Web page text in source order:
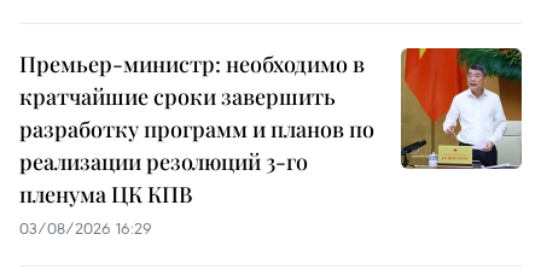
Премьер-министр: необходимо в
кратчайшие сроки завершить
разработку программ и планов по
реализации резолюций 3-го
пленума ЦК КПВ
03/08/2026 16:29